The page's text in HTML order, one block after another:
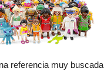
referencia muy buscada